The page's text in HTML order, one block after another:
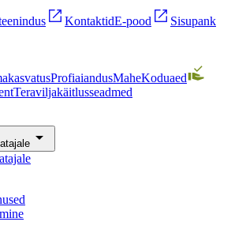
open_in_new KontaktidE-pood open_in_new Sisupank
ProfiaiandusMaheKoduaed
Teraviljakäitlusseadmed
arrow_drop_down